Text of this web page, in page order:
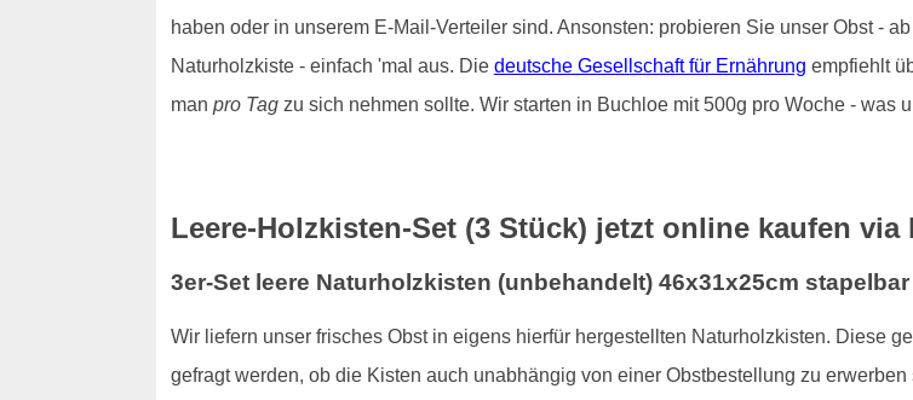
haben oder in unserem E-Mail-Verteiler sind. Ansonsten: probieren Sie unser Obst -
Naturholzkiste - einfach 'mal aus. Die deutsche Gesellschaft für Ernährung empfiehlt
man pro Tagzu sich nehmen sollte. Wir starten in Buchloe mit 500g pro Woche - was
Leere-Holzkisten-Set (3 Stück) jetzt online kaufen
3er-Set leere Naturholzkisten (unbehandelt) 46x31x25cm
Wir liefern unser frisches Obst in eigens hierfür hergestellten Naturholzkisten. Diese
gefragt werden, ob die Kisten auch unabhängig von einer Obstbestellung zu